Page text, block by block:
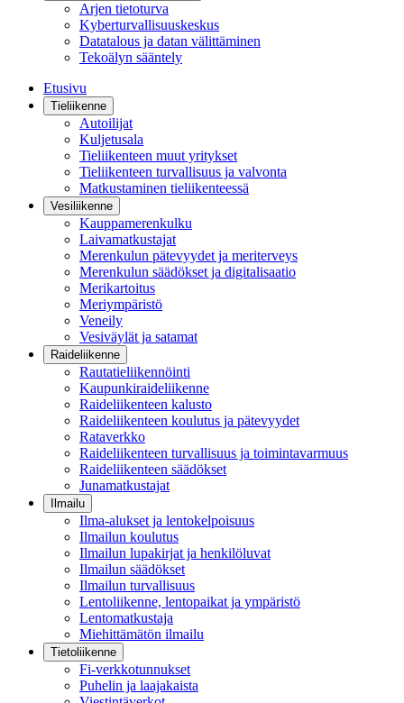
Arjen tietoturva
Kyberturvallisuuskeskus
Datatalous ja datan välittäminen
Tekoälyn sääntely
Etusivu
Tieliikenne
Autoilijat
Kuljetusala
Tieliikenteen muut yritykset
Tieliikenteen turvallisuus ja valvonta
Matkustaminen tieliikenteessä
Vesiliikenne
Kauppamerenkulku
Laivamatkustajat
Merenkulun pätevyydet ja meriterveys
Merenkulun säädökset ja digitalisaatio
Merikartoitus
Meriympäristö
Veneily
Vesiväylät ja satamat
Raideliikenne
Rautatieliikennöinti
Kaupunkiraideliikenne
Raideliikenteen kalusto
Raideliikenteen koulutus ja pätevyydet
Rataverkko
Raideliikenteen turvallisuus ja toimintavarmuus
Raideliikenteen säädökset
Junamatkustajat
Ilmailu
Ilma-alukset ja lentokelpoisuus
Ilmailun koulutus
Ilmailun lupakirjat ja henkilöluvat
Ilmailun säädökset
Ilmailun turvallisuus
Lentoliikenne, lentopaikat ja ympäristö
Lentomatkustaja
Miehittämätön ilmailu
Tietoliikenne
Fi-verkkotunnukset
Puhelin ja laajakaista